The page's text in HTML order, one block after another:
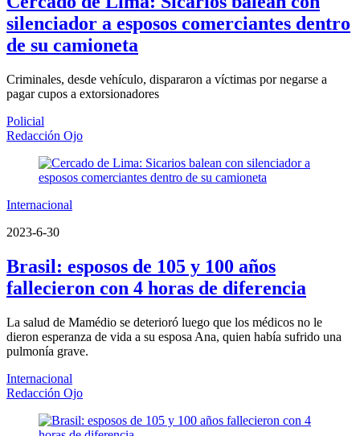
silenciador a esposos comerciantes dentro
de su camioneta
Criminales, desde vehículo, dispararon a víctimas por negarse a
pagar cupos a extorsionadores
Policial
Redacción Ojo
Internacional
2023-6-30
Brasil: esposos de 105 y 100 años
fallecieron con 4 horas de diferencia
La salud de Mamédio se deterioró luego que los médicos no le
dieron esperanza de vida a su esposa Ana, quien había sufrido una
pulmonía grave.
Internacional
Redacción Ojo